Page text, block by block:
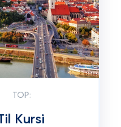
TOP:
Kursi